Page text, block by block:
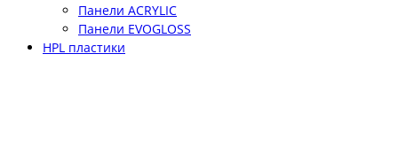
Панели ACRYLIC
Панели EVOGLOSS
HPL пластики